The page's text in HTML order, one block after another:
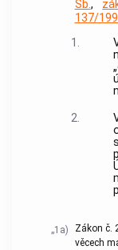
Sb.,
137/
1.
2.
„1a)
Zákon č.
věcech